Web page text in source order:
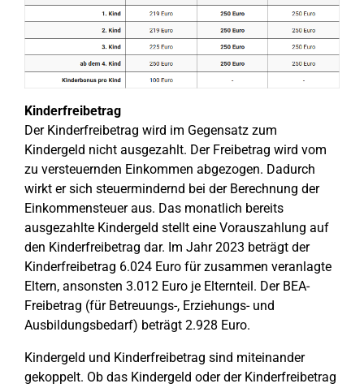
Kinderfreibetrag
Der Kinderfreibetrag wird im Gegensatz zum
Kindergeld nicht ausgezahlt. Der Freibetrag wird vom
zu versteuernden Einkommen abgezogen. Dadurch
wirkt er sich steuermindernd bei der Berechnung der
Einkommensteuer aus. Das monatlich bereits
ausgezahlte Kindergeld stellt eine Vorauszahlung auf
den Kinderfreibetrag dar. Im Jahr 2023 beträgt der
Kinderfreibetrag 6.024 Euro für zusammen veranlagte
Eltern, ansonsten 3.012 Euro je Elternteil. Der BEA-
Freibetrag (für Betreuungs-, Erziehungs- und
Ausbildungsbedarf) beträgt 2.928 Euro.
Kindergeld und Kinderfreibetrag sind miteinander
gekoppelt. Ob das Kindergeld oder der Kinderfreibetrag